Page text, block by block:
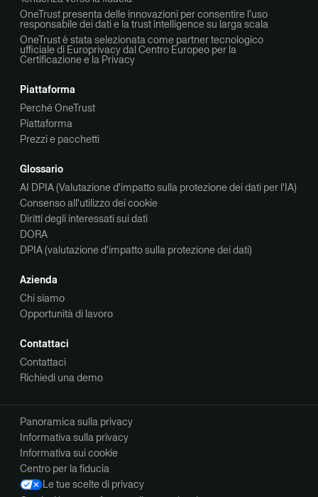
OneTrust presenta delle innovazioni per consentire l’uso
responsabile dei dati e la trust intelligence su larga scala
OneTrust è stata selezionata come partner tecnologico
ufficiale di Europrivacy dal Centro Europeo per la
Certificazione e la Privacy
Piattaforma
Perché OneTrust
Piattaforma
Prezzi e pacchetti
Glossario
AI DPIA (Valutazione d'impatto sulla protezione dei dati per l'IA)
Consenso all'utilizzo dei cookie
Diritti degli interessati sui dati
DORA
DPIA (valutazione d'impatto sulla protezione dei dati)
Azienda
Chi siamo
Opportunità di lavoro
Contattaci
Contattaci
Richiedi una demo
Panoramica sulla privacy
Informativa sulla privacy
Informativa sui cookie
Centro per la fiducia
Le tue scelte di privacy